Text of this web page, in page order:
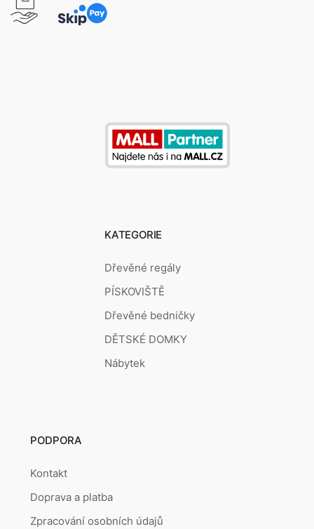
KATEGORIE
Dřevěné regály
PÍSKOVIŠTĚ
Dřevěné bedničky
DĚTSKÉ DOMKY
Nábytek
PODPORA
Kontakt
Doprava a platba
Zpracování osobních údajů